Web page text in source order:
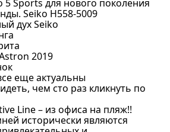
5 Sports для нового поколения
Seiko H558-5009
дух Seiko
2019
еще актуальны
чем сто раз кликнуть по
Line – из офиса на пляж!!
исторически являются